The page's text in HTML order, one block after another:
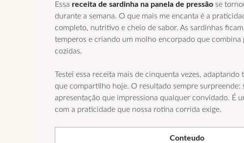
Essa receita de sardinha na panela de pressão se
durante a semana. O que mais me encanta é a
completo, nutritivo e cheio de sabor. As sardinhas
temperos e criando um molho encorpado que
cozidas.
Testei essa receita mais de cinquenta vezes,
que compartilho hoje. O resultado sempre
apresentação que impressiona qualquer convidado. É
com a praticidade que nossa rotina corrida exige.
Conteudo